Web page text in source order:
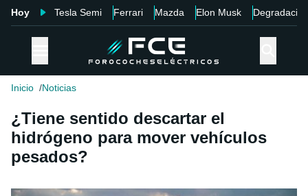
Hoy Tesla Semi Ferrari Mazda Elon Musk Degradación
Inicio Noticias
¿Tiene sentido descartar el
hidrógeno para mover vehículos
pesados?